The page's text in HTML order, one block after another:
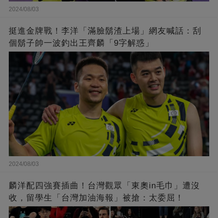
2024/08/03
挺進金牌戰！李洋「滿臉鬍渣上場」網友喊話：刮
個鬍子帥一波釣出王齊麟「9字解惑」
2024/08/03
麟洋配四強賽插曲！台灣觀眾「東奧in毛巾」遭沒
收，留學生「台灣加油海報」被搶：太委屈！